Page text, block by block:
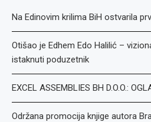
Na Edinovim krilima BiH ostvarila
Otišao je Edhem Edo Halilić –
istaknuti poduzetnik
EXCEL ASSEMBLIES BH D.O.O.:
Održana promocija knjige autora